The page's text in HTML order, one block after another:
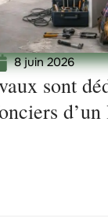
8 juin 2026
sont